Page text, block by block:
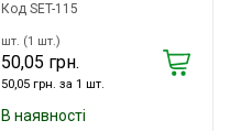
Код SET-115
шт. (1 шт.)
50,05 грн.
50,05 грн. за 1 шт.
В наявності